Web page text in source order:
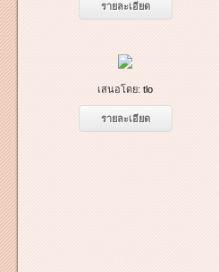
รายละเอียด
เสนอโดย: tlo
รายละเอียด